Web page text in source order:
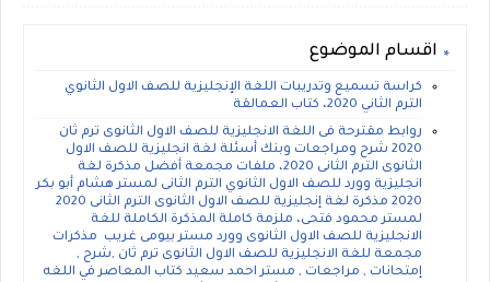
اقسام الموضوع
كراسة تسميع وتدريبات اللغة الإنجليزية للصف الاول الثانوي
الترم الثاني 2020، كتاب العمالقة
روابط مقترحة فى اللغة الانجليزية للصف الاول الثانوى ترم ثان
2020 شرح ومراجعات وبنك أسئلة لغة انجليزية للصف الاول
الثانوى الترم الثانى 2020، ملفات مجمعة أفضل مذكرة لغة
انجليزية وورد للصف الاول الثانوي الترم الثانى لمستر هشام أبو بكر
2020 مذكرة لغة إنجليزية للصف الاول الثانوى الترم الثانى 2020
لمستر محمود فتحى، ملزمة كاملة المذكرة الكاملة للغة
الانجليزية للصف الاول الثانوى وورد مستر بيومى غريب مذكرات
مجمعة للغة الانجليزية للصف الاول الثانوى ترم ثان ,شرح ,
إمتحانات , مراجعات , مستر احمد سعيد كتاب المعاصر في اللغه